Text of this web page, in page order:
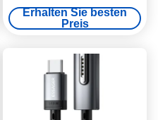
Kabel ES-X56-Serie
Erhalten Sie besten
Preis